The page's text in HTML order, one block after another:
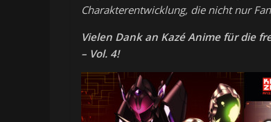
Charakterentwicklung, die nicht nur
Vielen Dank an Kazé Anime für die
– Vol. 4!